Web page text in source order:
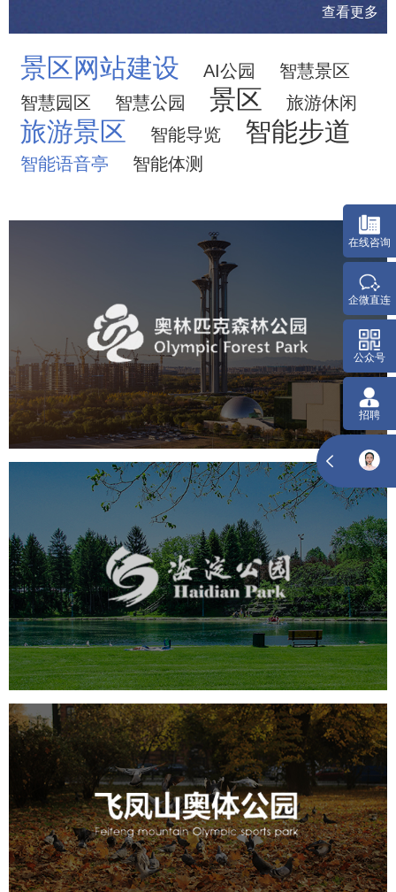
查看更多
景区网站建设 AI公园
智慧景区
智慧园区
智慧公园 景区 旅游休闲
旅游景区 智能导览 智能步道
智能语音亭 智能体测
奥体森林公园
旅游休闲 公园 AI人工智能
智慧公园
智慧体育公园
智能步道 智能大数据平台
海淀公园
旅游休闲 公园 AI人工智能 智慧公园
智能步道
智能大数据平台
AR太极 智能语音亭
飞凤山奥体公园
旅游休闲 公园 AI人工智能
智慧公园
智慧体育公园
智能步道 智能大数据平台
AR太极